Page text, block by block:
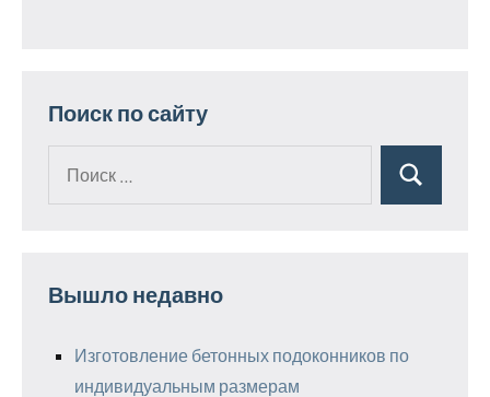
Поиск по сайту
Поиск
Вышло недавно
Изготовление бетонных подоконников по
индивидуальным размерам